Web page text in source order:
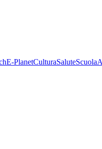
E-PlanetCulturaSaluteScuola